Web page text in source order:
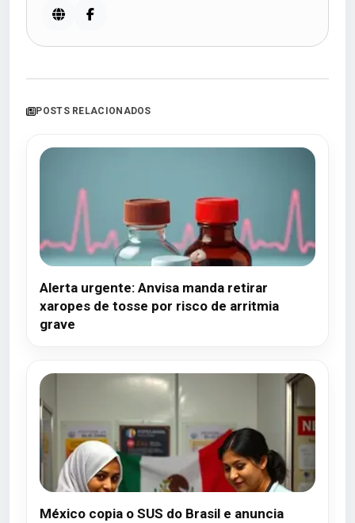
POSTS RELACIONADOS
Alerta urgente: Anvisa manda retirar
xaropes de tosse por risco de arritmia
grave
México copia o SUS do Brasil e anuncia